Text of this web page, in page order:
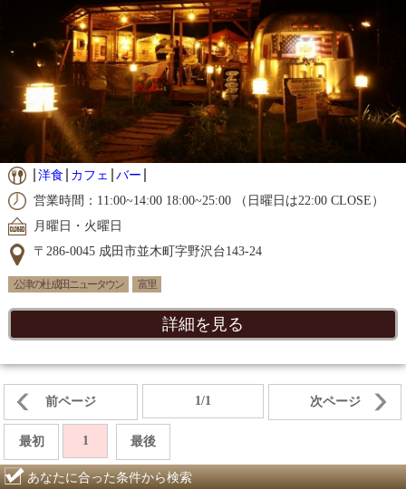
洋食 カフェ
バー
営業時間：11:00~14:00 18:00~25:00 （日曜日は22:00 CLOSE）
月曜日・火曜日
〒286-0045 成田市並木町字野沢台143-24
公津の杜 成田ニュータウン 富里
詳細を見る
前ページ 1/1 次ページ
最初 1 最後
あなたに合った条件から検索